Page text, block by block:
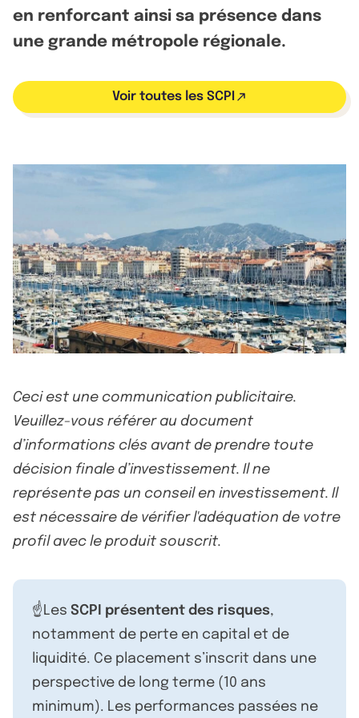
en renforcant ainsi sa présence dans
une grande métropole régionale.
Voir toutes les SCPI
Ceci est une communication publicitaire.
Veuillez-vous référer au document
d’informations clés avant de prendre toute
décision finale d’investissement. Il ne
représente pas un conseil en investissement. Il
est nécessaire de vérifier l'adéquation de votre
profil avec le produit souscrit.
☝️Les SCPI présentent des risques,
notamment de perte en capital et de
liquidité. Ce placement s’inscrit dans une
perspective de long terme (10 ans
minimum). Les performances passées ne